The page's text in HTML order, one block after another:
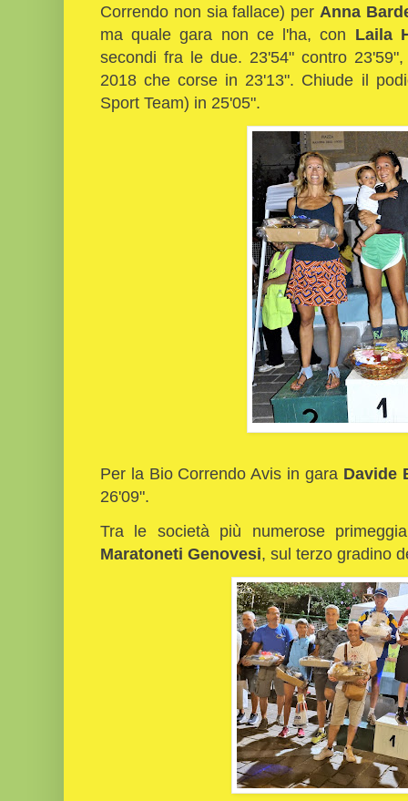
Correndo non sia fallace) perAnna
ma quale gara non ce l'ha, con Laila
secondi fra le due. 23'54" contro
2018 che corse in 23'13". Chiude il
Sport Team) in 25'05".
Per la Bio Correndo Avis in gara Davide
26'09".
Tra le società più numerose
Maratoneti Genovesi, sul terzo gradino